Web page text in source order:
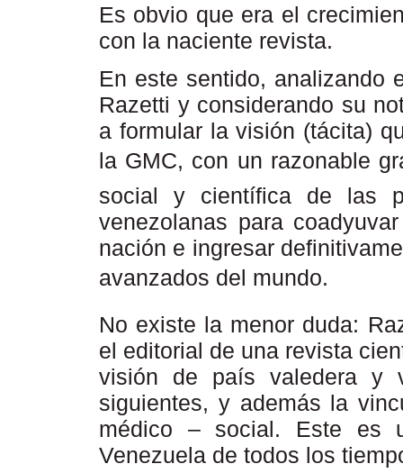
Es obvio que era el
con la naciente revista.
En este sentido, analizando
Razetti y considerando su
a formular la visión (tácita)
la GMC, con un razonable
social y científica de las
venezolanas para
nación e ingresar
avanzados del mundo.
No existe la menor duda:
el editorial de una revista
visión de país valedera y
siguientes, y además la
médico – social. Este es
Venezuela de todos los